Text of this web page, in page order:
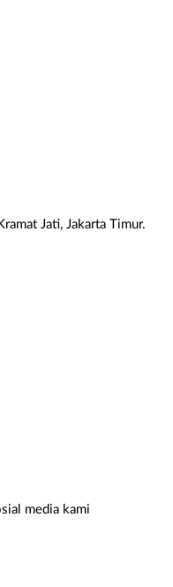
Jati, Jakarta Timur.
media kami